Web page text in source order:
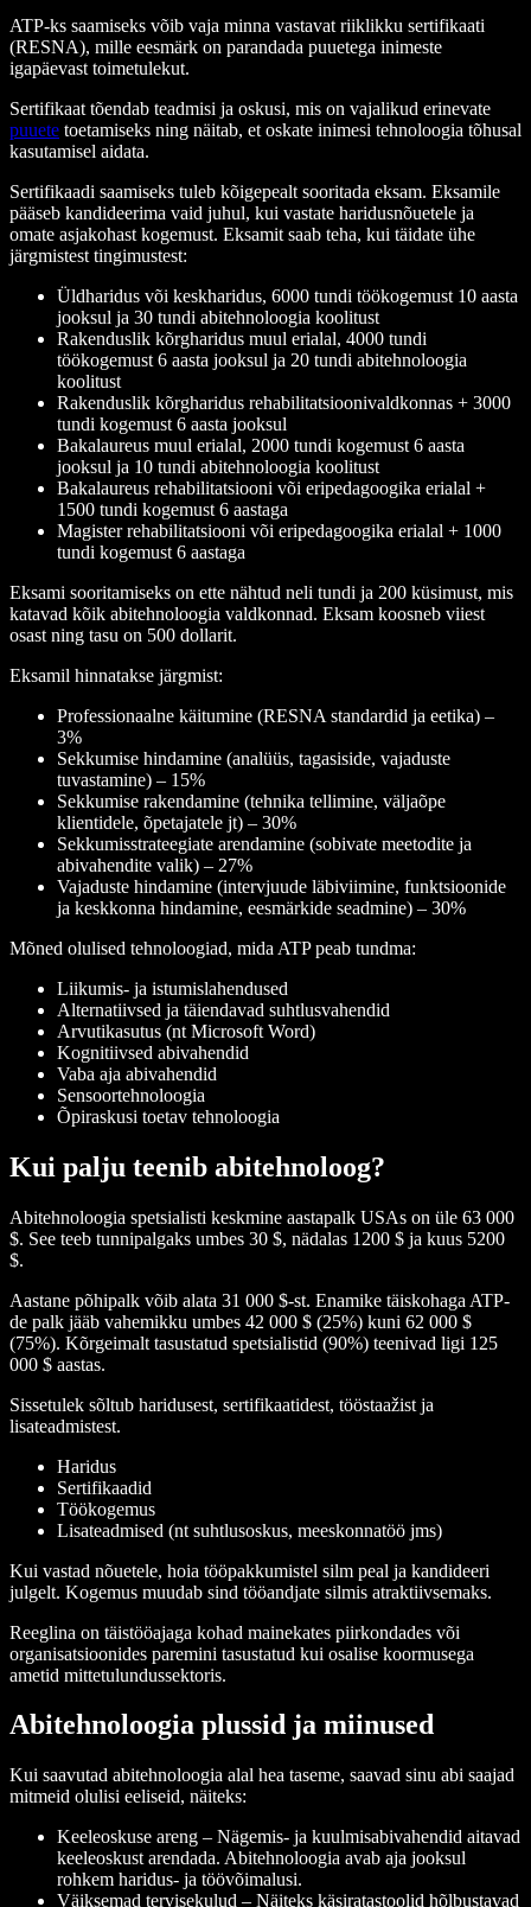
ATP-ks saamiseks võib vaja minna vastavat riiklikku sertifikaati
(RESNA), mille eesmärk on parandada puuetega inimeste
igapäevast toimetulekut.
Sertifikaat tõendab teadmisi ja oskusi, mis on vajalikud erinevate
puuete toetamiseks ning näitab, et oskate inimesi tehnoloogia tõhusal
kasutamisel aidata.
Sertifikaadi saamiseks tuleb kõigepealt sooritada eksam. Eksamile
pääseb kandideerima vaid juhul, kui vastate haridusnõuetele ja
omate asjakohast kogemust. Eksamit saab teha, kui täidate ühe
järgmistest tingimustest:
Üldharidus või keskharidus, 6000 tundi töökogemust 10 aasta
jooksul ja 30 tundi abitehnoloogia koolitust
Rakenduslik kõrgharidus muul erialal, 4000 tundi
töökogemust 6 aasta jooksul ja 20 tundi abitehnoloogia
koolitust
Rakenduslik kõrgharidus rehabilitatsioonivaldkonnas + 3000
tundi kogemust 6 aasta jooksul
Bakalaureus muul erialal, 2000 tundi kogemust 6 aasta
jooksul ja 10 tundi abitehnoloogia koolitust
Bakalaureus rehabilitatsiooni või eripedagoogika erialal +
1500 tundi kogemust 6 aastaga
Magister rehabilitatsiooni või eripedagoogika erialal + 1000
tundi kogemust 6 aastaga
Eksami sooritamiseks on ette nähtud neli tundi ja 200 küsimust, mis
katavad kõik abitehnoloogia valdkonnad. Eksam koosneb viiest
osast ning tasu on 500 dollarit.
Eksamil hinnatakse järgmist:
Professionaalne käitumine (RESNA standardid ja eetika) –
3%
Sekkumise hindamine (analüüs, tagasiside, vajaduste
tuvastamine) – 15%
Sekkumise rakendamine (tehnika tellimine, väljaõpe
klientidele, õpetajatele jt) – 30%
Sekkumisstrateegiate arendamine (sobivate meetodite ja
abivahendite valik) – 27%
Vajaduste hindamine (intervjuude läbiviimine, funktsioonide
ja keskkonna hindamine, eesmärkide seadmine) – 30%
Mõned olulised tehnoloogiad, mida ATP peab tundma:
Liikumis- ja istumislahendused
Alternatiivsed ja täiendavad suhtlusvahendid
Arvutikasutus (nt Microsoft Word)
Kognitiivsed abivahendid
Vaba aja abivahendid
Sensoortehnoloogia
Õpiraskusi toetav tehnoloogia
Kui palju teenib abitehnoloog?
Abitehnoloogia spetsialisti keskmine aastapalk USAs on üle 63 000
$. See teeb tunnipalgaks umbes 30 $, nädalas 1200 $ ja kuus 5200
$.
Aastane põhipalk võib alata 31 000 $-st. Enamike täiskohaga ATP-
de palk jääb vahemikku umbes 42 000 $ (25%) kuni 62 000 $
(75%). Kõrgeimalt tasustatud spetsialistid (90%) teenivad ligi 125
000 $ aastas.
Sissetulek sõltub haridusest, sertifikaatidest, tööstaažist ja
lisateadmistest.
Haridus
Sertifikaadid
Töökogemus
Lisateadmised (nt suhtlusoskus, meeskonnatöö jms)
Kui vastad nõuetele, hoia tööpakkumistel silm peal ja kandideeri
julgelt. Kogemus muudab sind tööandjate silmis atraktiivsemaks.
Reeglina on täistööajaga kohad mainekates piirkondades või
organisatsioonides paremini tasustatud kui osalise koormusega
ametid mittetulundussektoris.
Abitehnoloogia plussid ja miinused
Kui saavutad abitehnoloogia alal hea taseme, saavad sinu abi saajad
mitmeid olulisi eeliseid, näiteks:
Keeleoskuse areng – Nägemis- ja kuulmisabivahendid aitavad
keeleoskust arendada. Abitehnoloogia avab aja jooksul
rohkem haridus- ja töövõimalusi.
Väiksemad tervisekulud – Näiteks käsiratastoolid hõlbustavad